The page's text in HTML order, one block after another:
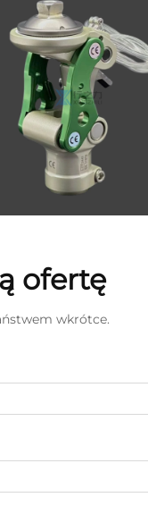
ofertę
wkrótce.